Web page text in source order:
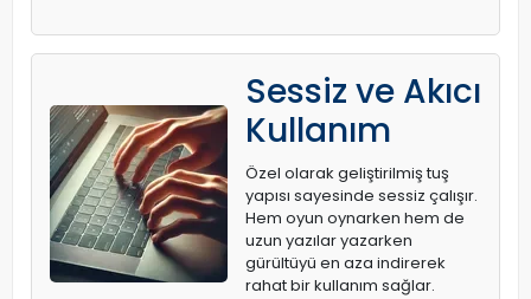
Sessiz ve Akıcı
Kullanım
Özel olarak geliştirilmiş tuş
yapısı sayesinde sessiz çalışır.
Hem oyun oynarken hem de
uzun yazılar yazarken
gürültüyü en aza indirerek
rahat bir kullanım sağlar.